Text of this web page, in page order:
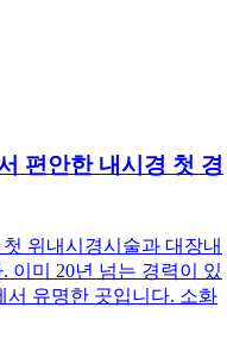
편안한 내시경 첫 경
위내시경시술과 대장내
이미 20년 넘는 경력이 있
서 유명한 곳입니다. 소화